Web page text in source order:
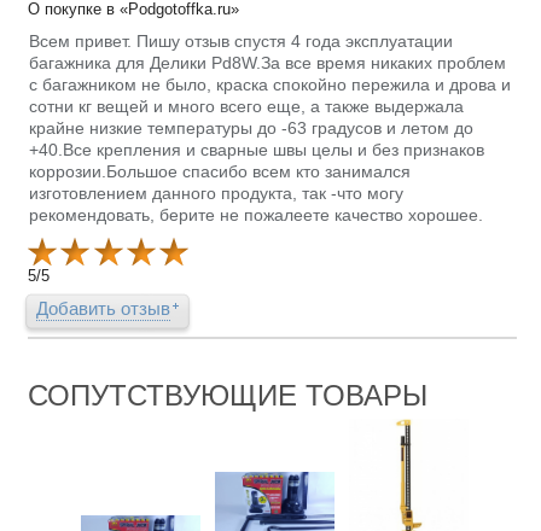
О покупке в «Podgotoffka.ru»
Всем привет. Пишу отзыв спустя 4 года эксплуатации
багажника для Делики Pd8W.За все время никаких проблем
с багажником не было, краска спокойно пережила и дрова и
сотни кг вещей и много всего еще, а также выдержала
крайне низкие температуры до -63 градусов и летом до
+40.Все крепления и сварные швы целы и без признаков
коррозии.Большое спасибо всем кто занимался
изготовлением данного продукта, так -что могу
рекомендовать, берите не пожалеете качество хорошее.
5/5
Добавить отзыв
СОПУТСТВУЮЩИЕ ТОВАРЫ